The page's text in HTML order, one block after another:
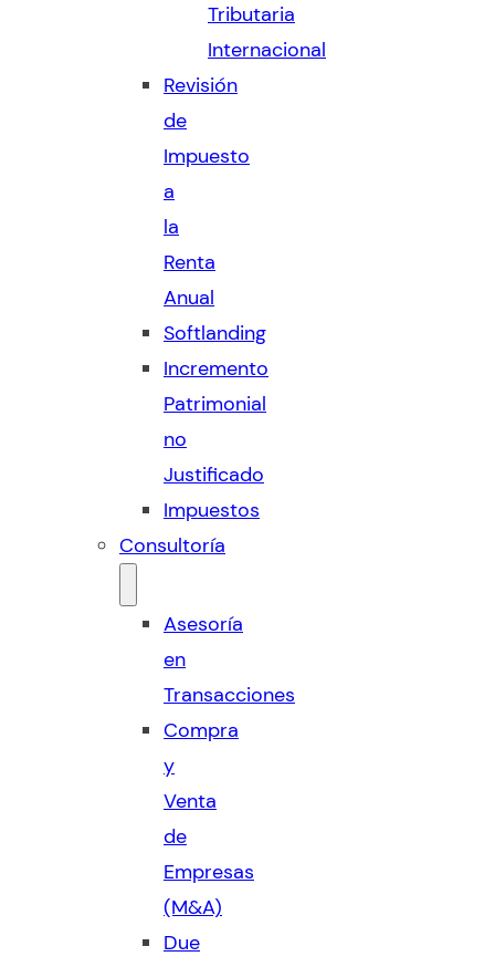
Tributaria
Internacional
Revisión
de
Impuesto
a
la
Renta
Anual
Softlanding
Incremento
Patrimonial
no
Justificado
Impuestos
Consultoría
Asesoría
en
Transacciones
Compra
y
Venta
de
Empresas
(M&A)
Due